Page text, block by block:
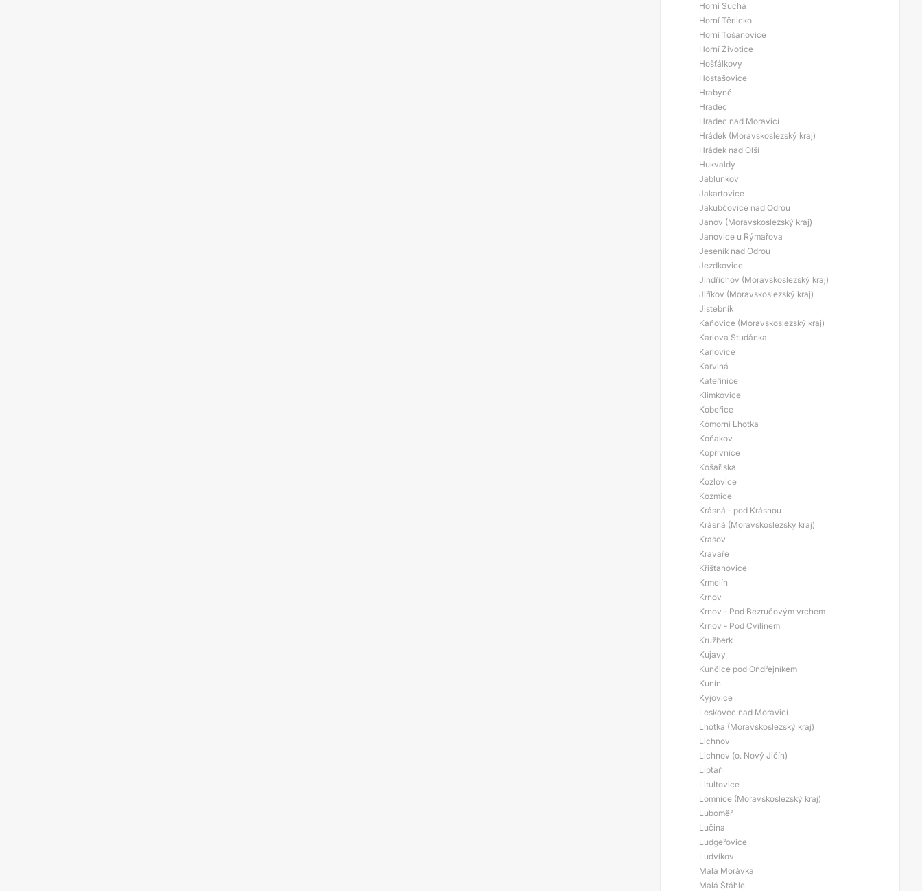
Horní Suchá
Horní Těrlicko
Horní Tošanovice
Horní Životice
Hošťálkovy
Hostašovice
Hrabyně
Hradec
Hradec nad Moravicí
Hrádek (Moravskoslezský kraj)
Hrádek nad Olší
Hukvaldy
Jablunkov
Jakartovice
Jakubčovice nad Odrou
Janov (Moravskoslezský kraj)
Janovice u Rýmařova
Jeseník nad Odrou
Jezdkovice
Jindřichov (Moravskoslezský kraj)
Jiříkov (Moravskoslezský kraj)
Jistebník
Kaňovice (Moravskoslezský kraj)
Karlova Studánka
Karlovice
Karviná
Kateřinice
Klimkovice
Kobeřice
Komorní Lhotka
Koňakov
Kopřivnice
Košařiska
Kozlovice
Kozmice
Krásná - pod Krásnou
Krásná (Moravskoslezský kraj)
Krasov
Kravaře
Křišťanovice
Krmelín
Krnov
Krnov - Pod Bezručovým vrchem
Krnov - Pod Cvilínem
Kružberk
Kujavy
Kunčice pod Ondřejníkem
Kunín
Kyjovice
Leskovec nad Moravicí
Lhotka (Moravskoslezský kraj)
Lichnov
Lichnov (o. Nový Jičín)
Liptaň
Litultovice
Lomnice (Moravskoslezský kraj)
Luboměř
Lučina
Ludgeřovice
Ludvíkov
Malá Morávka
Malá Štáhle